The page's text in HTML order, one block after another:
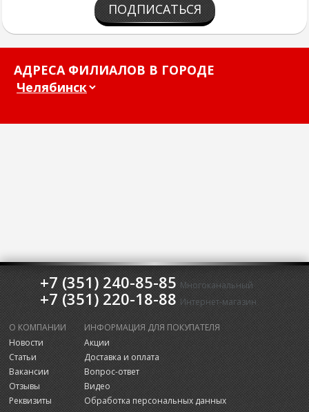
ПОДПИСАТЬСЯ
АДРЕСА ФИЛИАЛОВ В ГОРОДЕ
+7 (351) 240-85-85 Многоканальный
+7 (351) 220-18-88 Интернет-магазин
О КОМПАНИИ
Новости
Статьи
Вакансии
Отзывы
Реквизиты
ИНФОРМАЦИЯ ДЛЯ ПОКУПАТЕЛЯ
Акции
Доставка и оплата
Вопрос-ответ
Видео
Обработка персональных данных